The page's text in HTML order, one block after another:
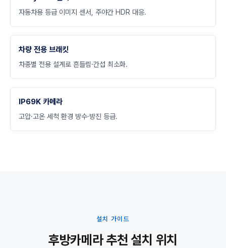
자동차용 등급 이미지 센서, 주야간 HDR 대응.
차량 전용 브래킷
차종별 전용 설계로 흔들림·간섭 최소화.
IP69K 카메라
고압·고온 세척 환경 방수·방진 등급.
설치 가이드
후방카메라 추천 설치 위치